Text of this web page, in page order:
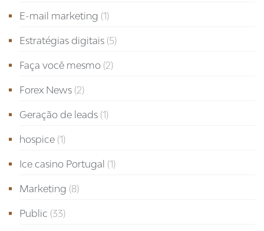
E-mail marketing (1)
Estratégias digitais (5)
Faça você mesmo (2)
Forex News (2)
Geração de leads (1)
hospice (1)
Ice casino Portugal (1)
Marketing (8)
Public (33)